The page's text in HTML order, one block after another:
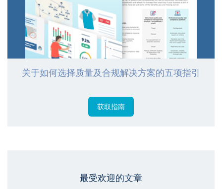
关于如何选择质量及合规解决方案的五项指引
获取指南
最受欢迎的文章